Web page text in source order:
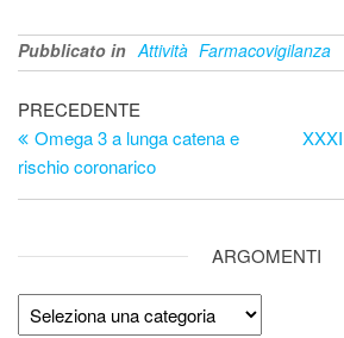
95/2012 (cd. “spending
review”). Il testo dell’art. 15,
medico che curi un
paziente,…
Pubblicato in Attività Farmacovigilanza
Navigazione
articoli
Articolo
precedente
PRECEDENTE
Omega 3 a lunga catena e
rischio coronarico
ARGOMENTI
Argomenti